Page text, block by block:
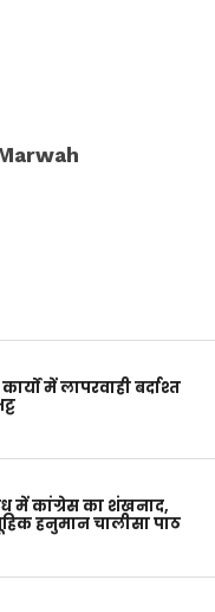
में लापरवाही बर्दाश्त
में कांग्रेस का शंखनाद,
हनुमान चालीसा पाठ